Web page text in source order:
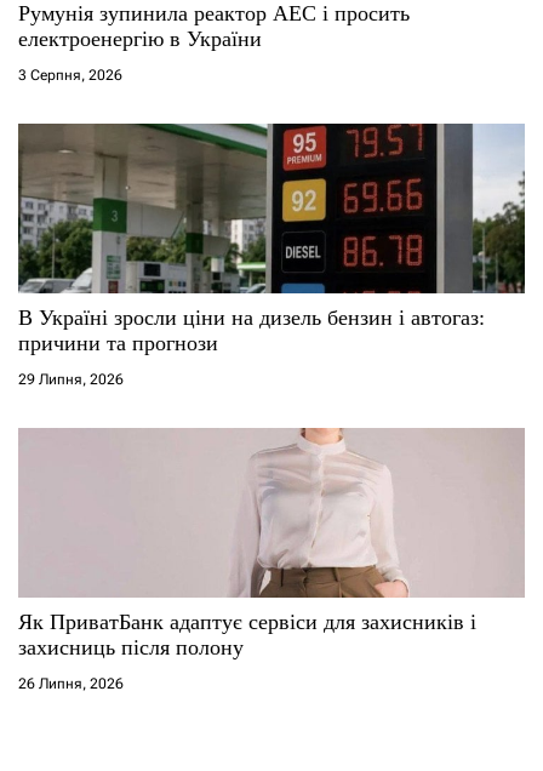
Румунія зупинила реактор АЕС і просить
електроенергію в України
3 Серпня, 2026
В Україні зросли ціни на дизель бензин і автогаз:
причини та прогнози
29 Липня, 2026
Як ПриватБанк адаптує сервіси для захисників і
захисниць після полону
26 Липня, 2026